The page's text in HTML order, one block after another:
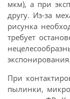
мкм), а при
другу. Из-за
рисунка
требует
экспонирования.
При
пылинки,